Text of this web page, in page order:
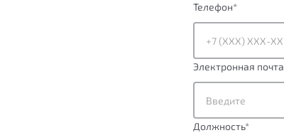
Телефон*
Электронная почта
Должность*